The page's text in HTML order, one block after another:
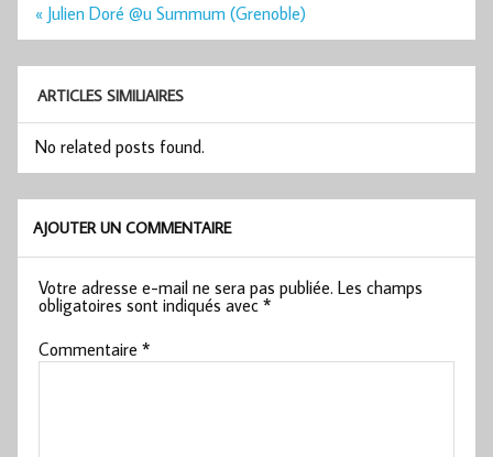
Navigation
de
« Julien Doré @u Summum (Grenoble)
ARTICLES SIMILIAIRES
No related posts found.
AJOUTER UN COMMENTAIRE
Votre adresse e-mail ne sera pas publiée. Les champs
obligatoires sont indiqués avec*
Commentaire*